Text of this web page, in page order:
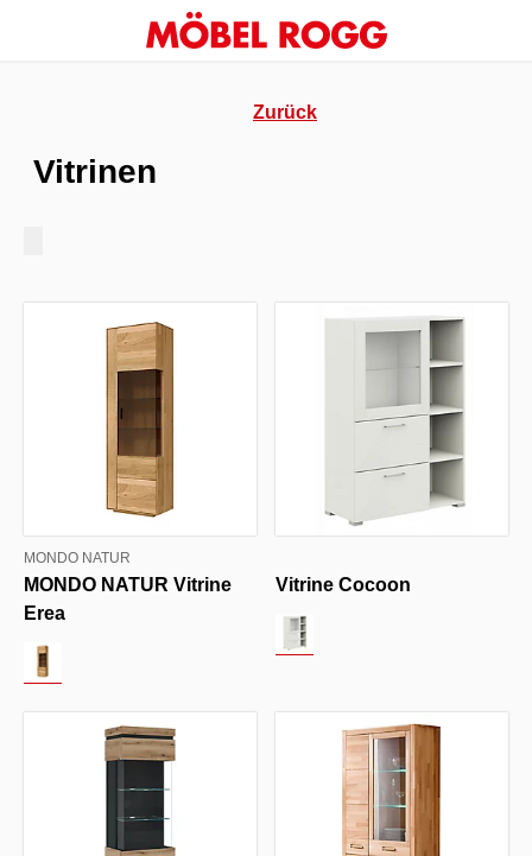
Zurück
Vitrinen
MONDO NATUR
MONDO NATUR Vitrine
Erea
Vitrine Cocoon